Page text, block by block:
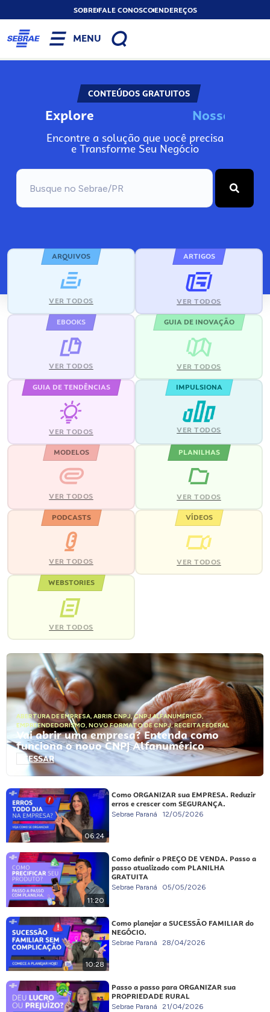
SOBREFALE CONOSCOENDEREÇOS
MENU
CONTEÚDOS GRATUITOS
Explore Nosso
Encontre a solução que você precisa
e Transforme Seu Negócio
ARQUIVOS
VER TODOS
ARTIGOS
VER TODOS
EBOOKS
VER TODOS
GUIA DE INOVAÇÃO
VER TODOS
GUIA DE TENDÊNCIAS
VER TODOS
IMPULSIONA
VER TODOS
MODELOS
VER TODOS
PLANILHAS
VER TODOS
PODCASTS
VER TODOS
VÍDEOS
VER TODOS
WEBSTORIES
VER TODOS
ABERTURA DE EMPRESA, ABRIR CNPJ,CNPJ ALFANUMÉRICO,
EMPREENDEDORISMO, NOVO FORMATO DE CNPJ,RECEITA FEDERAL
Vai abrir uma empresa? Entenda como
funciona o novo CNPJ Alfanumérico
ACESSAR
06:24
Como ORGANIZAR sua EMPRESA. Reduzir
erros e crescer com SEGURANÇA.
Sebrae Paraná 12/05/2026
11:20
Como definir o PREÇO DE VENDA. Passo a
passo atualizado com PLANILHA
GRATUITA
Sebrae Paraná 05/05/2026
10:28
Como planejar a SUCESSÃO FAMILIAR do
NEGÓCIO.
Sebrae Paraná 28/04/2026
Passo a passo para ORGANIZAR sua
PROPRIEDADE RURAL
Sebrae Paraná 21/04/2026